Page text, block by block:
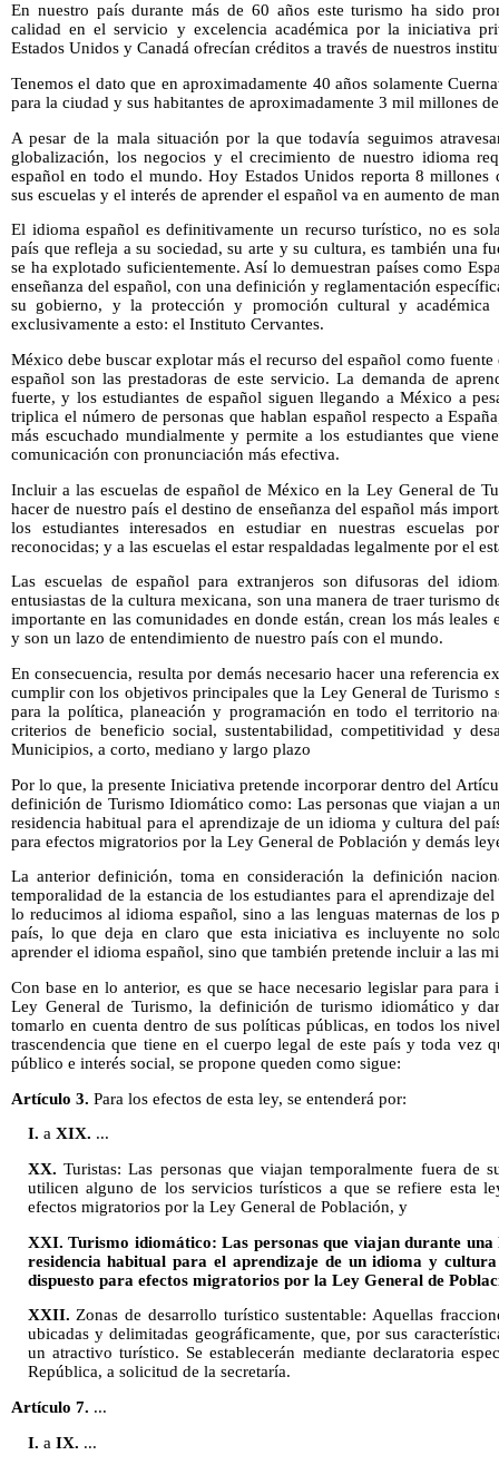
En nuestro país durante más de 60 años este turismo ha sido
calidad en el servicio y excelencia académica por la iniciativa
Estados Unidos y Canadá ofrecían créditos a través de nuestros
Tenemos el dato que en aproximadamente 40 años solamente
para la ciudad y sus habitantes de aproximadamente 3 mil millones
A pesar de la mala situación por la que todavía seguimos
globalización, los negocios y el crecimiento de nuestro idioma
español en todo el mundo. Hoy Estados Unidos reporta 8 millones
sus escuelas y el interés de aprender el español va en aumento de
El idioma español es definitivamente un recurso turístico, no es
país que refleja a su sociedad, su arte y su cultura, es también una
se ha explotado suficientemente. Así lo demuestran países como
enseñanza del español, con una definición y reglamentación
su gobierno, y la protección y promoción cultural y
exclusivamente a esto: el Instituto Cervantes.
México debe buscar explotar más el recurso del español como fuente
español son las prestadoras de este servicio. La demanda de
fuerte, y los estudiantes de español siguen llegando a México a
triplica el número de personas que hablan español respecto a
más escuchado mundialmente y permite a los estudiantes que
comunicación con pronunciación más efectiva.
Incluir a las escuelas de español de México en la Ley General de
hacer de nuestro país el destino de enseñanza del español más
los estudiantes interesados en estudiar en nuestras escuelas
reconocidas; y a las escuelas el estar respaldadas legalmente por el
Las escuelas de español para extranjeros son difusoras del
entusiastas de la cultura mexicana, son una manera de traer turismo
importante en las comunidades en donde están, crean los más
y son un lazo de entendimiento de nuestro país con el mundo.
En consecuencia, resulta por demás necesario hacer una referencia
cumplir con los objetivos principales que la Ley General de Turismo
para la política, planeación y programación en todo el territorio
criterios de beneficio social, sustentabilidad, competitividad y
Municipios, a corto, mediano y largo plazo
Por lo que, la presente Iniciativa pretende incorporar dentro del
definición de Turismo Idiomático como: Las personas que viajan a
residencia habitual para el aprendizaje de un idioma y cultura del
para efectos migratorios por la Ley General de Población y demás
La anterior definición, toma en consideración la definición
temporalidad de la estancia de los estudiantes para el aprendizaje
lo reducimos al idioma español, sino a las lenguas maternas de los
país, lo que deja en claro que esta iniciativa es incluyente no
aprender el idioma español, sino que también pretende incluir a las
Con base en lo anterior, es que se hace necesario legislar para
Ley General de Turismo, la definición de turismo idiomático y
tomarlo en cuenta dentro de sus políticas públicas, en todos los
trascendencia que tiene en el cuerpo legal de este país y toda vez
público e interés social, se propone queden como sigue:
Artículo 3. Para los efectos de esta ley, se entenderá por:
I. a XIX. ...
XX. Turistas: Las personas que viajan temporalmente fuera de
utilicen alguno de los servicios turísticos a que se refiere esta
efectos migratorios por la Ley General de Población, y
XXI. Turismo idiomático: Las personas que viajan durante
residencia habitual para el aprendizaje de un idioma y
dispuesto para efectos migratorios por la Ley General de
XXII. Zonas de desarrollo turístico sustentable: Aquellas
ubicadas y delimitadas geográficamente, que, por sus
un atractivo turístico. Se establecerán mediante declaratoria
República, a solicitud de la secretaría.
Artículo 7. ...
I. a IX. ...